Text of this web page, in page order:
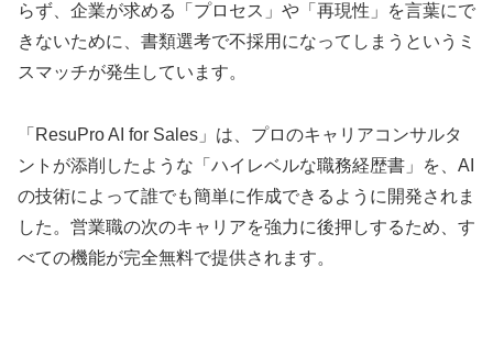
らず、企業が求める「プロセス」や「再現性」を言葉にで
きないために、書類選考で不採用になってしまうというミ
スマッチが発生しています。
「ResuPro AI for Sales」は、プロのキャリアコンサルタ
ントが添削したような「ハイレベルな職務経歴書」を、AI
の技術によって誰でも簡単に作成できるように開発されま
した。営業職の次のキャリアを強力に後押しするため、す
べての機能が完全無料で提供されます。